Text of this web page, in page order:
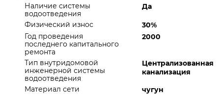
Наличие системы
водоотведения
Да
Физический износ
30%
Год проведения
последнего капитального
ремонта
2000
Тип внутридомовой
инженерной системы
водоотведения
Централизованная
канализация
Материал сети
чугун